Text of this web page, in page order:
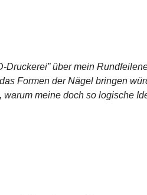
Druckerei” über mein
Formen der Nägel bringen
meine doch so logische